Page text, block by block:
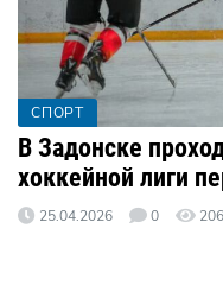
СПОРТ
В Задонске
хоккейной лиги
25.04.2026 0 206